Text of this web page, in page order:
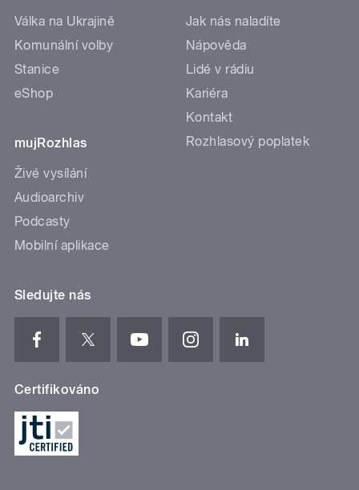
Válka na Ukrajině
Komunální volby
Stanice
eShop
mujRozhlas
Živé vysílání
Audioarchiv
Podcasty
Mobilní aplikace
Jak nás naladíte
Nápověda
Lidé v rádiu
Kariéra
Kontakt
Rozhlasový poplatek
Sledujte nás
Certifikováno